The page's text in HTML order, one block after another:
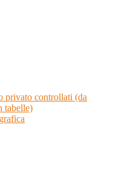
privato controllati (da
tabelle)